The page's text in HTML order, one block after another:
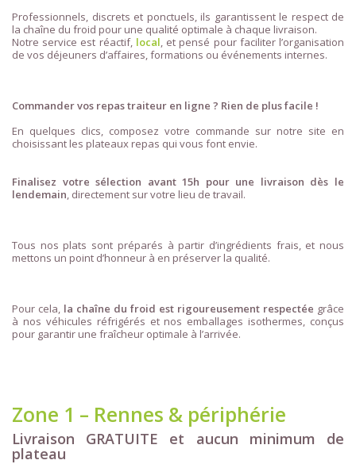
Professionnels, discrets et ponctuels, ils garantissent le respect de
la chaîne du froid pour une qualité optimale à chaque livraison.
Notre service est réactif, local, et pensé pour faciliter l’organisation
de vos déjeuners d’affaires, formations ou événements internes.
Commander vos repas traiteur en ligne ? Rien de plus facile !
En quelques clics, composez votre commande sur notre site en
choisissant les plateaux repas qui vous font envie.
Finalisez votre sélection avant 15h pour une livraison dès le
lendemain, directement sur votre lieu de travail.
Tous nos plats sont préparés à partir d’ingrédients frais, et nous
mettons un point d’honneur à en préserver la qualité.
Pour cela, la chaîne du froid est rigoureusement respectée grâce
à nos véhicules réfrigérés et nos emballages isothermes, conçus
pour garantir une fraîcheur optimale à l’arrivée.
Zone 1 – Rennes & périphérie
Livraison GRATUITE et aucun minimum de
plateau